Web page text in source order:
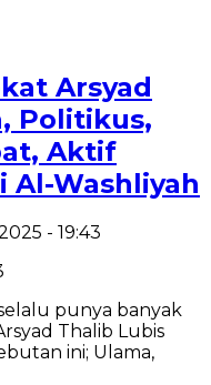
Arsyad
Politikus,
Aktif
Al-Washliyah
- 19:43
punya banyak
Thalib Lubis
ini; Ulama,